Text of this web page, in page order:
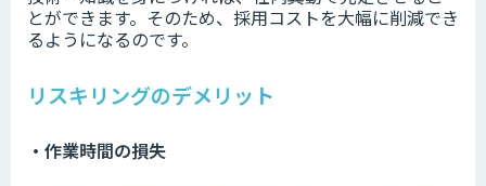
とができます。そのため、採用コストを大幅に削減でき
るようになるのです。
リスキリングのデメリット
・作業時間の損失